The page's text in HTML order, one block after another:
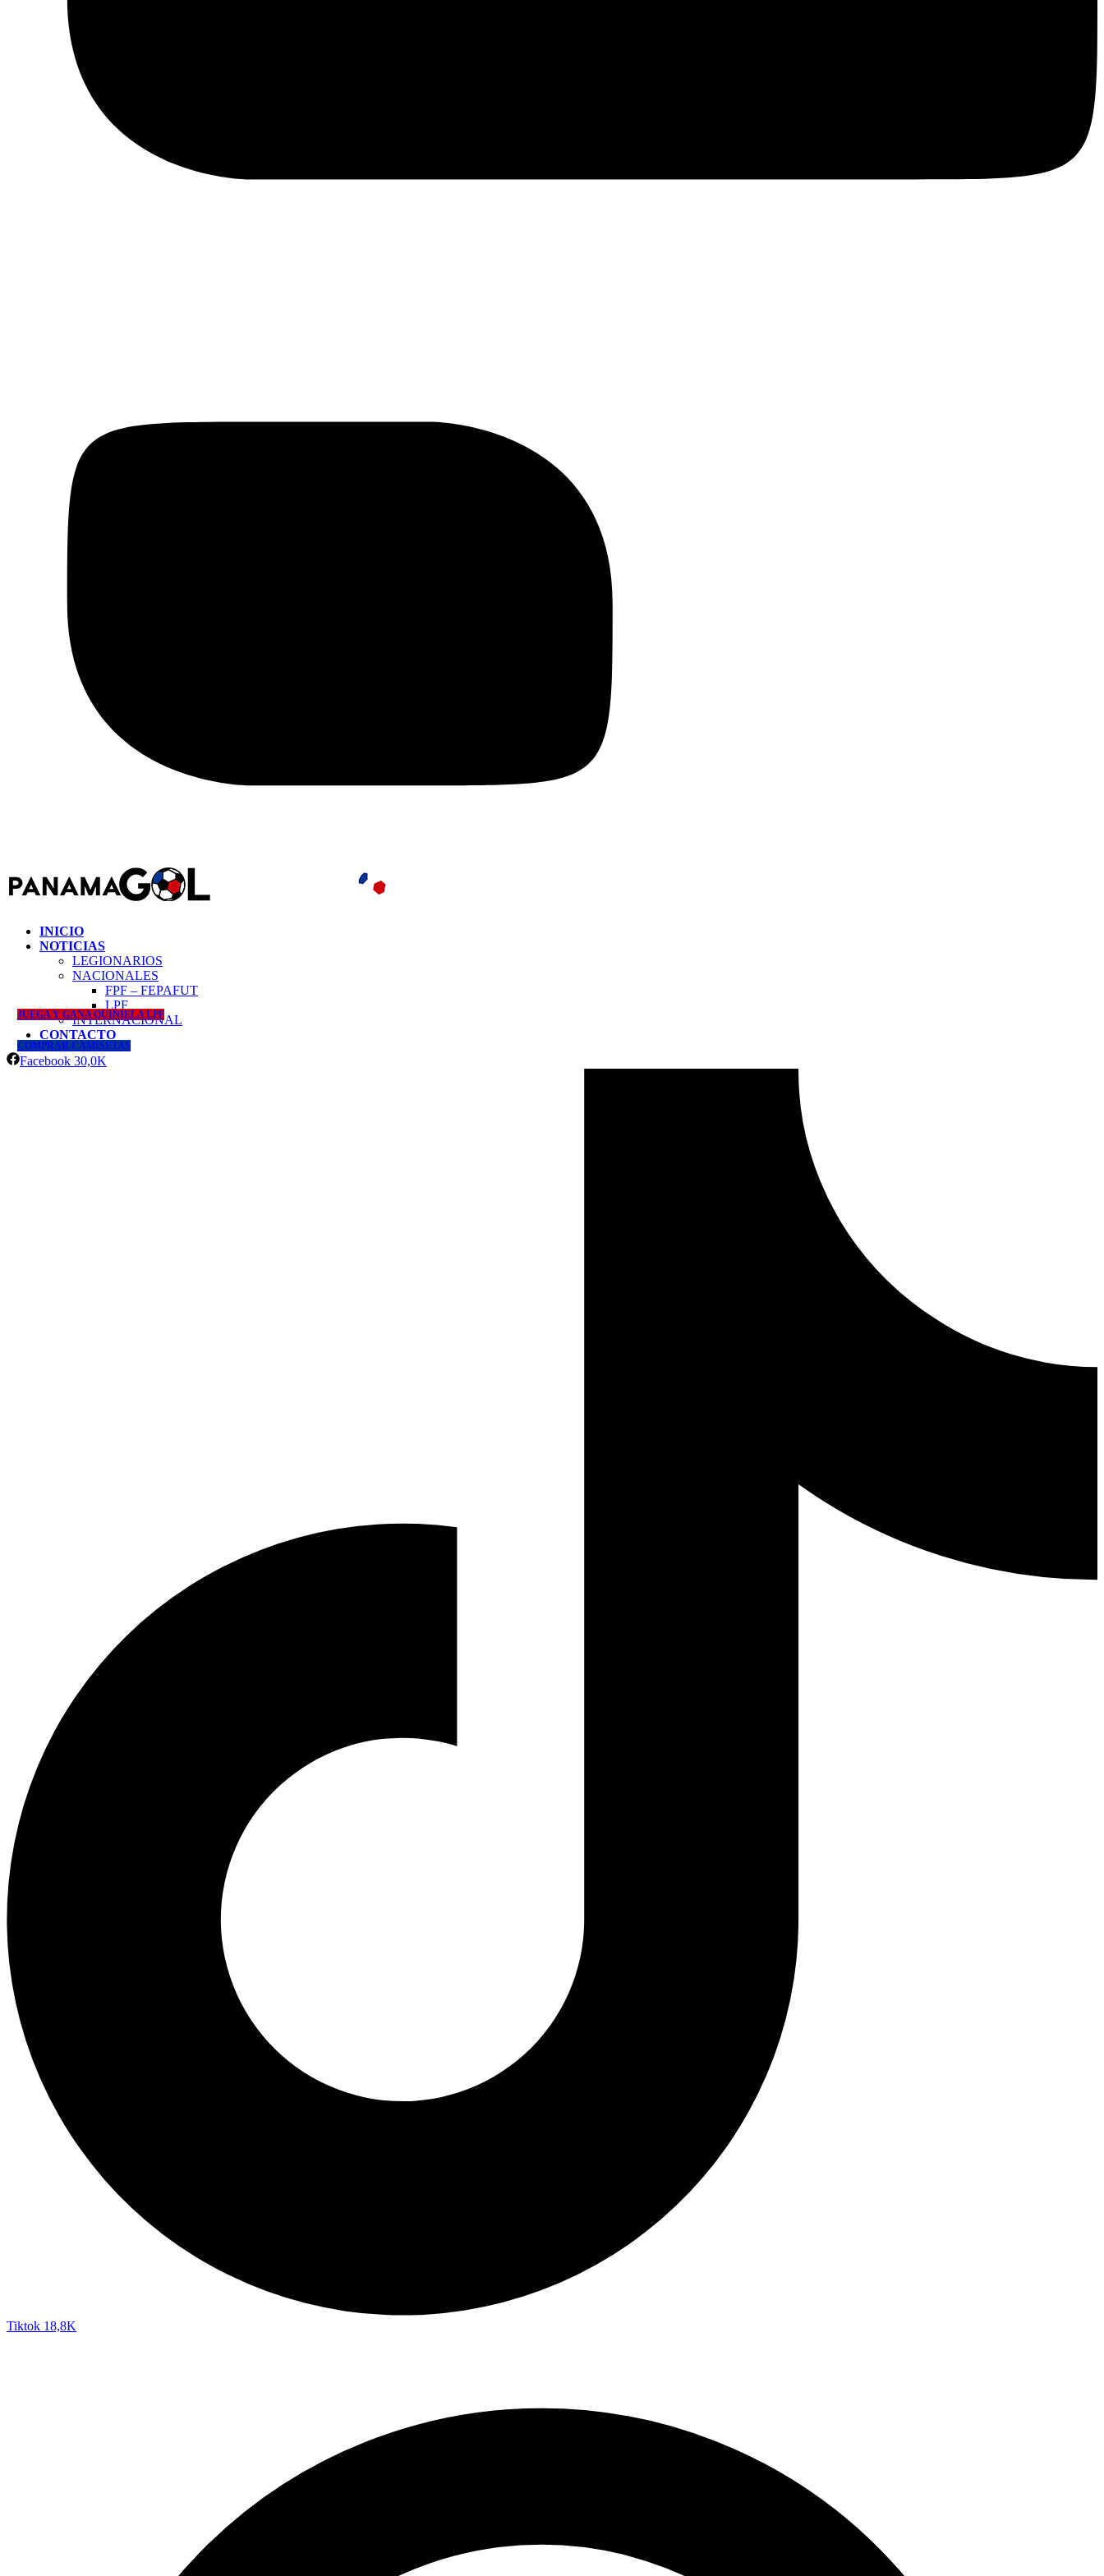
INICIO
NOTICIAS
LEGIONARIOS
NACIONALES
FPF – FEPAFUT
LPF
INTERNACIONAL
CONTACTO
JUEGA Y GANA QUINIELA LPF
COMPRAR CAMISETAS
Facebook 30,0K
Tiktok 18,8K